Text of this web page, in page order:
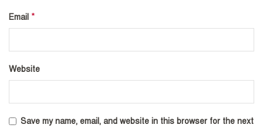
Email *
Website
Save my name, email, and website in this browser for the next